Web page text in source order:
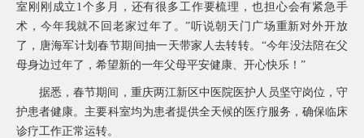
室刚刚成立1个多月，还有很多工作要梳理，也担心会有紧急手
术，今年我就不回老家过年了。”听说朝天门广场重新对外开放
了，唐海军计划春节期间抽一天带家人去转转。“今年没法陪在父
母身边过年了，希望新的一年父母平安健康、开心快乐！”
据悉，春节期间，重庆两江新区中医院医护人员坚守岗位，守
护患者健康。主要科室均为患者提供全天候的医疗服务，确保临床
诊疗工作正常运转。